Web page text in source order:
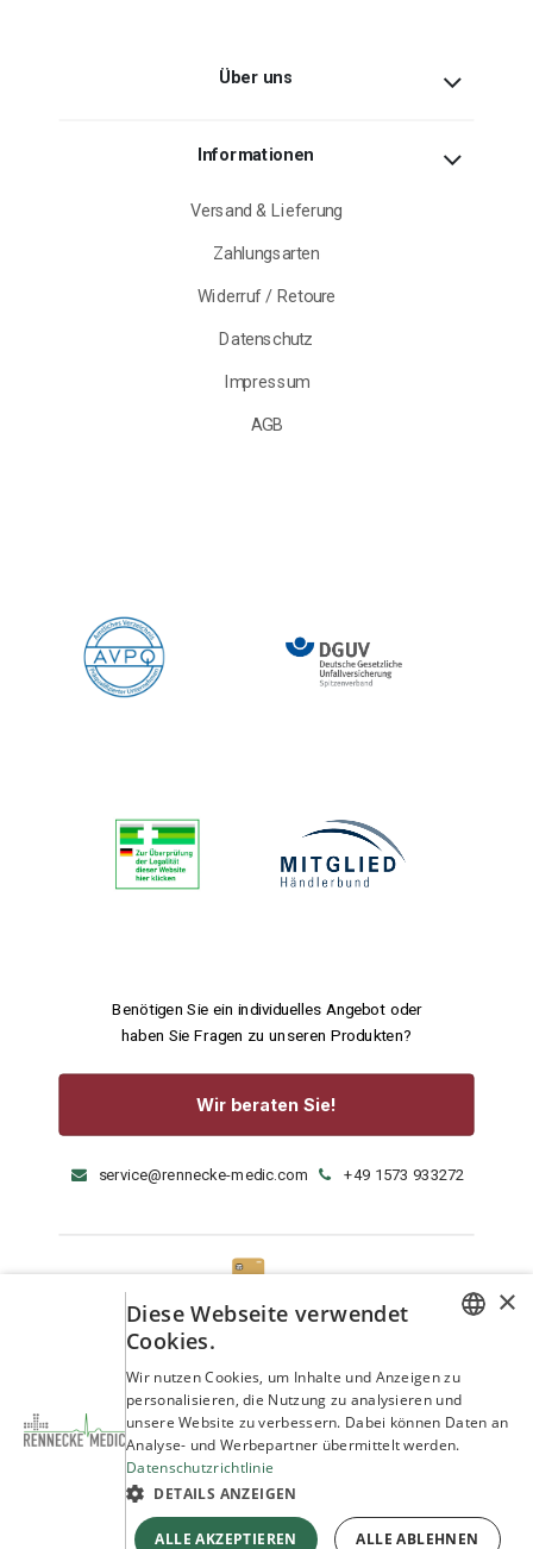
Über uns
Informationen
Versand & Lieferung
Zahlungsarten
Widerruf / Retoure
Datenschutz
Impressum
AGB
Benötigen Sie ein individuelles Angebot oder
haben Sie Fragen zu unseren Produkten?
Wir beraten Sie!
service@rennecke-medic.com +49 1573 933272
ENGLISH
×
Diese Webseite verwendet
Cookies.
Wir nutzen Cookies, um Inhalte und Anzeigen zu
personalisieren, die Nutzung zu analysieren und
unsere Website zu verbessern. Dabei können Daten an
Analyse- und Werbepartner übermittelt werden.
Datenschutzrichtlinie
DETAILS ANZEIGEN
ALLE AKZEPTIEREN ALLE ABLEHNEN